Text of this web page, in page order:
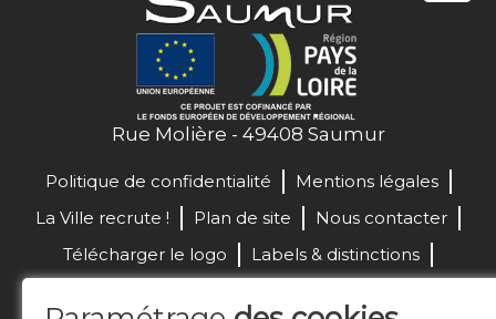
Rue Molière - 49408 Saumur
Politique de confidentialité
Mentions légales
La Ville recrute !
Plan de site
Nous contacter
Télécharger le logo
Labels & distinctions